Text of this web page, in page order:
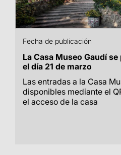
Fecha de publicación
La Casa Museo Gaudí
el día 21 de marzo
Las entradas a la Casa
disponibles mediante el
el acceso de la casa